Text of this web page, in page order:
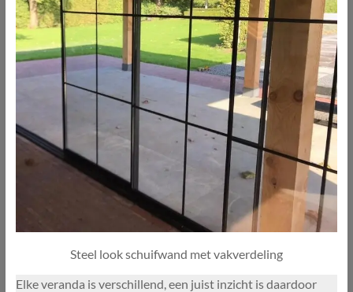
Steel look schuifwand met vakverdeling
Elke veranda is verschillend, een juist inzicht is daardoor